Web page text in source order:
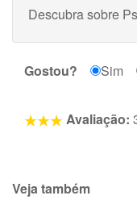
Descubra sobre
Gostou? Sim
Avaliação:
Veja também